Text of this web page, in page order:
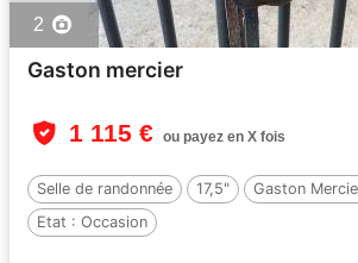
2
Gaston mercier
1 115 € ou payez en X fois
Selle de randonnée 17,5" Gaston
Etat : Occasion